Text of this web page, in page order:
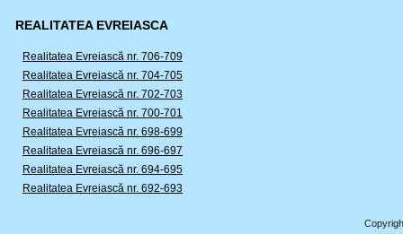
REALITATEA EVREIASCA
Realitatea Evreiască nr. 706-709
Realitatea Evreiască nr. 704-705
Realitatea Evreiască nr. 702-703
Realitatea Evreiască nr. 700-701
Realitatea Evreiască nr. 698-699
Realitatea Evreiască nr. 696-697
Realitatea Evreiască nr. 694-695
Realitatea Evreiască nr. 692-693